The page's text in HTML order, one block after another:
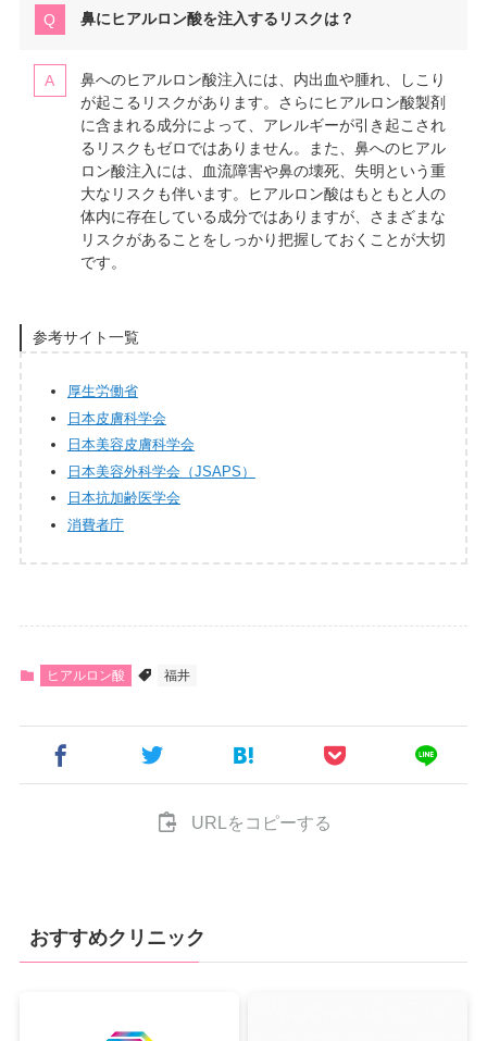
鼻にヒアルロン酸を注入するリスクは？
鼻へのヒアルロン酸注入には、内出血や腫れ、しこり
が起こるリスクがあります。さらにヒアルロン酸製剤
に含まれる成分によって、アレルギーが引き起こされ
るリスクもゼロではありません。また、鼻へのヒアル
ロン酸注入には、血流障害や鼻の壊死、失明という重
大なリスクも伴います。ヒアルロン酸はもともと人の
体内に存在している成分ではありますが、さまざまな
リスクがあることをしっかり把握しておくことが大切
です。
参考サイト一覧
厚生労働省
日本皮膚科学会
日本美容皮膚科学会
日本美容外科学会（JSAPS）
日本抗加齢医学会
消費者庁
ヒアルロン酸 福井
URLをコピーする
おすすめクリニック